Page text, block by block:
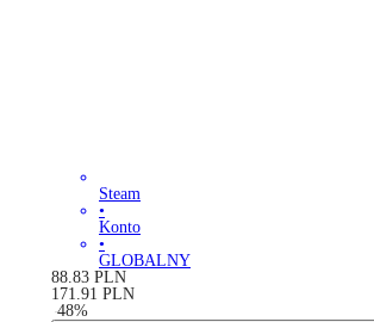
Steam
•
Konto
•
GLOBALNY
88.83 PLN
171.91 PLN
-48%